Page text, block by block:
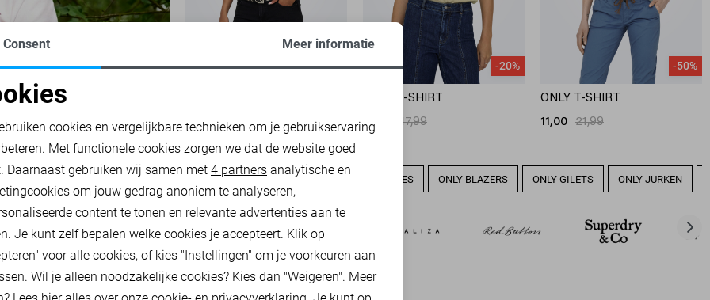
-20%
13,60 16,99
-20%
ONLY T-SHIRT
14,40 17,99
-50%
ONLY T-SHIRT
11,00 21,99
ONLY TRUIEN ONLY SWEATERS ONLY VESTEN ONLY BLOUSES ONLY BLAZERS ONLY GILETS ONLY JURKEN
cookies
cookies Marketing cookies
Consent Meer informatie
cookies en vergelijkbare technieken om je gebruikservaring
Met functionele cookies zorgen we dat de website goed
Daarnaast gebruiken wij samen met 4 partners analytische en
om jouw gedrag anoniem te analyseren,
content te tonen en relevante advertenties aan te
Je kunt zelf bepalen welke cookies je accepteert. Klik op
voor alle cookies, of kies "Instellingen" om je voorkeuren aan
Wil je alleen noodzakelijke cookies? Kies dan "Weigeren". Meer